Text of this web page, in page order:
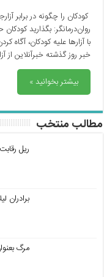
کودکان را چگونه در برابر
روان‌درمانگر: بگذارید
با آزارها علیه کودکان، آگاه
خبر روز گذشته خبرآنلاین
بیشتر بخوانید »
مطالب منتخب
ریل
برادران
مرگ